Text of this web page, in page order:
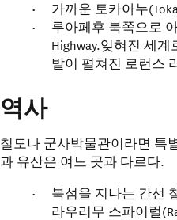
가까운 토카아누
루아페후 북쪽으로
Highway.잊혀진 세
밭이 펼쳐진 로런스
역사
철도나 군사박물관이라면 특
과 유산은 여느 곳과 다르다.
북섬을 지나는 간선
라우리무 스파이럴